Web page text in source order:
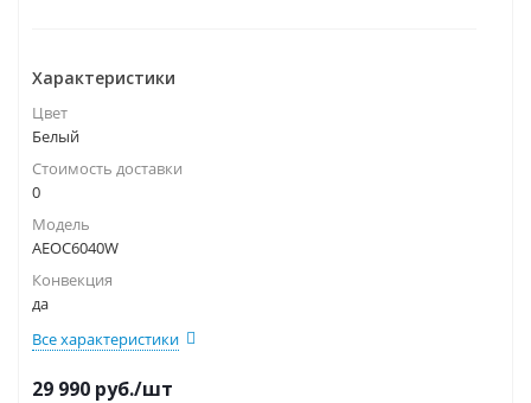
Характеристики
Цвет
Белый
Стоимость доставки
0
Модель
AEOC6040W
Конвекция
да
Все характеристики
29 990 руб./шт